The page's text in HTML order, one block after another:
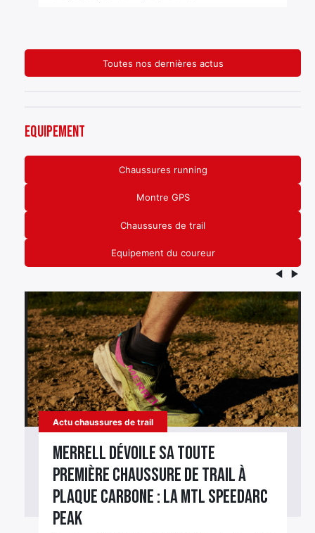
Toutes nos dernières actus
Equipement
Chaussures running
Montre GPS
Chaussures de trail
Equipement du coureur
Actu chaussures de trail
Merrell dévoile sa toute
première chaussure de trail à
plaque carbone : la MTL SpeedARC
Peak